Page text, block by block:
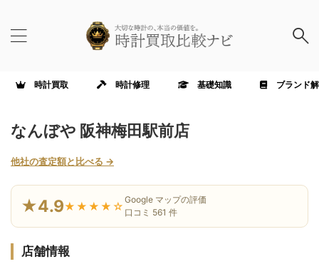
時計買取 時計修理 基礎知識 ブランド
なんぼや 阪神梅田駅前店
他社の査定額と比べる →
★4.9★★★★☆ Google マップの評価
口コミ 561 件
店舗情報